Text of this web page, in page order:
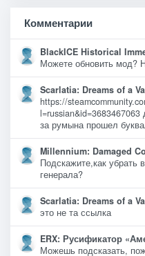
Комментарии
BlackICE Historical
Можете обновить мод?
Scarlatia: Dreams of a
https://
за румына прошел
Millennium: Damaged
Подскажите,как убрать
генерала?
Scarlatia: Dreams of a
это не та ссылка
ERX: Русификатор
Можешь подсказать,